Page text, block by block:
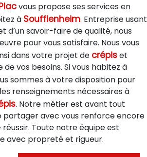
vous propose ses services en
à Soufflenheim. Entreprise usant
d’un savoir-faire de qualité, nous
pour vous satisfaire. Nous vous
dans votre projet de crépiset
de vos besoins. Si vous habitez à
sommes à votre disposition pour
renseignements nécessaires à
. Notre métier est avant tout
partager avec vous renforce encore
Toute notre équipe est
avec propreté et rigueur.